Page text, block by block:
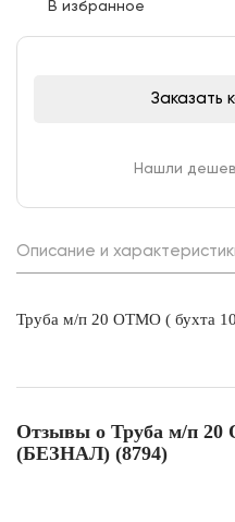
Заказать
Нашли
Описание и
Труба м/п 20 ОТМО ( бухта
Отзывы о Труба м/п 20
(БЕЗНАЛ) (8794)